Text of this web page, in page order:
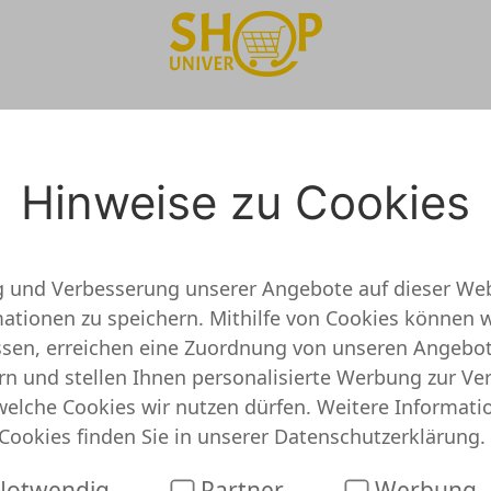
Test
Onlineshop
überprüft und getestet
keine detaillierten Informationen vor. Das
heißt jedoch nicht, dass WOLL Onlineshop
System schon Angebote oder Gutscheine
WOLL Onlineshop
Hinweise zu Cookies
und Verbesserung unserer Angebote auf dieser
zu speichern. Mithilfe von Cookies können
erreichen eine Zuordnung von unseren
und stellen Ihnen personalisierte Werbung zur
Cookies wir nutzen dürfen. Weitere
finden Sie in unserer Datenschutzerklärung.